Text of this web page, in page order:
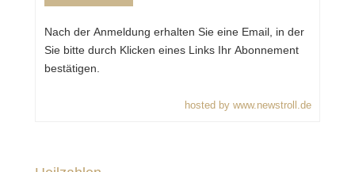
Nach der Anmeldung erhalten Sie eine Email, in der
Sie bitte durch Klicken eines Links Ihr Abonnement
bestätigen.
hosted by www.newstroll.de